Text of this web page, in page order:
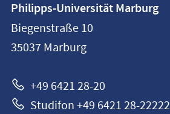
Philipps-
Universität
Marburg
Philipps-Universität Marburg
Biegenstraße 10
35037 Marburg
+49 6421 28-20
Studifon +49 6421 28-22222